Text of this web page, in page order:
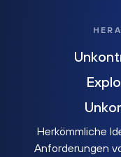
Herkömmliche
Anforderungen